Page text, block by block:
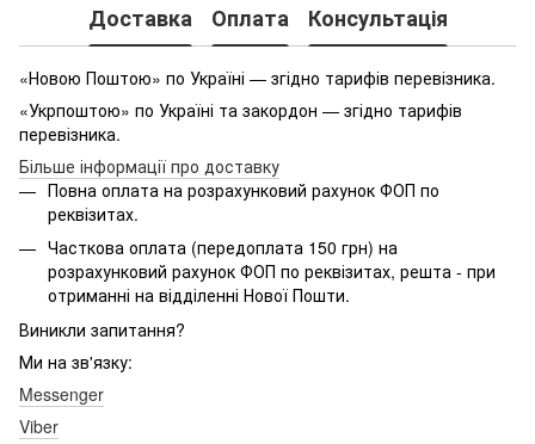
Доставка Оплата Консультація
«Новою Поштою» по Україні — згідно тарифів перевізника.
«Укрпоштою» по Україні та закордон — згідно тарифів
перевізника.
Більше інформації про доставку
Повна оплата на розрахунковий рахунок ФОП по
реквізитах.
Часткова оплата (передоплата 150 грн) на
розрахунковий рахунок ФОП по реквізитах, решта - при
отриманні на відділенні Нової Пошти.
Виникли запитання?
Ми на зв'язку:
Messenger
Viber